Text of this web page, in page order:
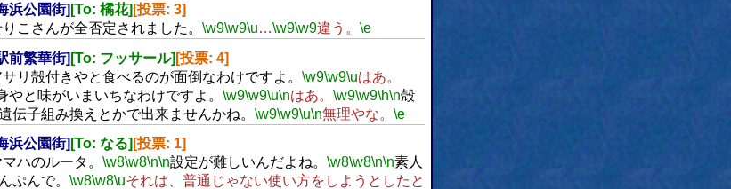
浜公園街] [To: 橘花] [投票: 3]
こさんが全否定されました。 \w9\w9\u…\w9\w9違う。 \e
前繁華街] [To: フッサール] [投票: 4]
サリ殻付きやと食べるのが面倒なわけですよ。 \w9\w9\uはあ。
やと味がいまいちなわけですよ。 \w9\w9\u\nはあ。 \w9\w9\h\n殻
伝子組み換えとかで出来ませんかね。 \w9\w9\u\n無理やな。 \e
浜公園街] [To: なる] [投票: 1]
マハのルータ。 \w8\w8\n\n設定が難しいんだよね。 \w8\w8\n\n素人
ぷんで。 \w8\w8\uそれは、普通じゃない使い方をしようとしたと